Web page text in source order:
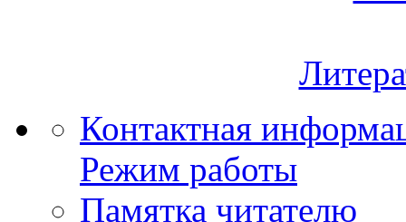
Контактная
Режим работы
Памятка читателю